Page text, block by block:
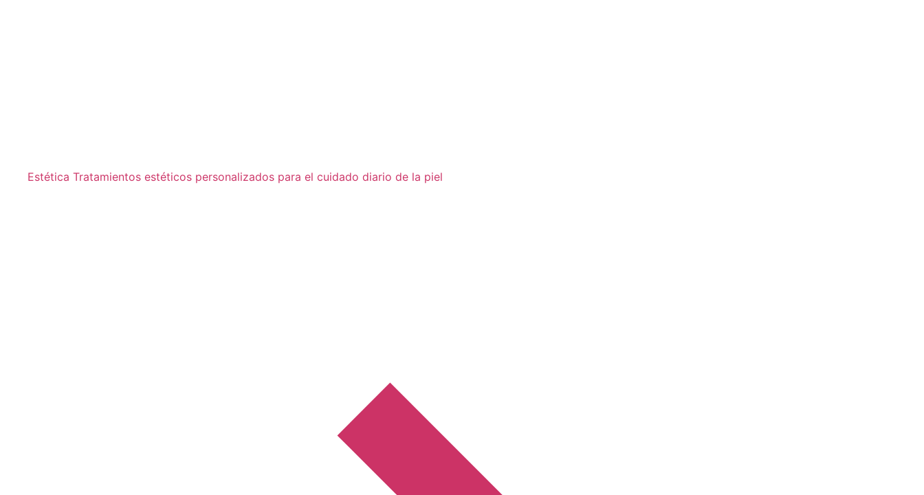
Estética Tratamientos estéticos personalizados para el cuidado diario de la piel